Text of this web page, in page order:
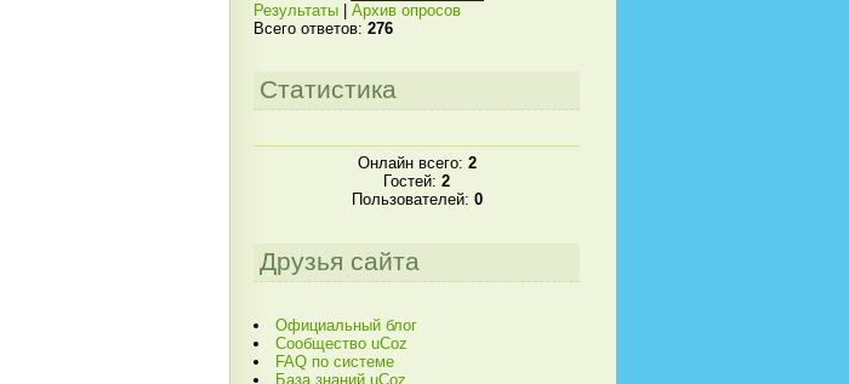
Результаты
Архив опросов
Всего ответов: 276
Статистика
Онлайн всего: 2
Гостей: 2
Пользователей: 0
Друзья сайта
Официальный блог
Сообщество uCoz
FAQ по системе
База знаний uCoz